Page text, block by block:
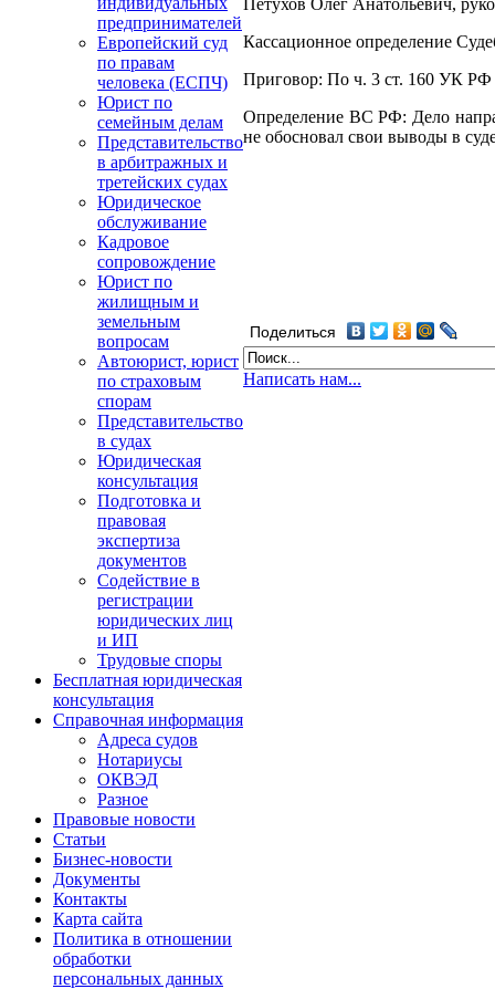
предпринимателей
Европейский суд
по правам
человека (ЕСПЧ)
Юрист по
семейным делам
Представительство
в арбитражных и
третейских судах
Юридическое
обслуживание
Кадровое
сопровождение
Юрист по
жилищным и
земельным
вопросам
Автоюрист, юрист
по страховым
спорам
Представительство
в судах
Юридическая
консультация
Подготовка и
правовая
экспертиза
документов
Содействие в
регистрации
юридических лиц
и ИП
Трудовые споры
Бесплатная юридическая
консультация
Справочная информация
Адреса судов
Нотариусы
ОКВЭД
Разное
Правовые новости
Статьи
Бизнес-новости
Документы
Контакты
Карта сайта
Политика в отношении
обработки
персональных данных
Кассационное определение
Приговор: По ч. 3 ст. 160 УК РФ
Определение ВС РФ: Дело
не обосновал свои выводы в
Поделиться
Написать нам...